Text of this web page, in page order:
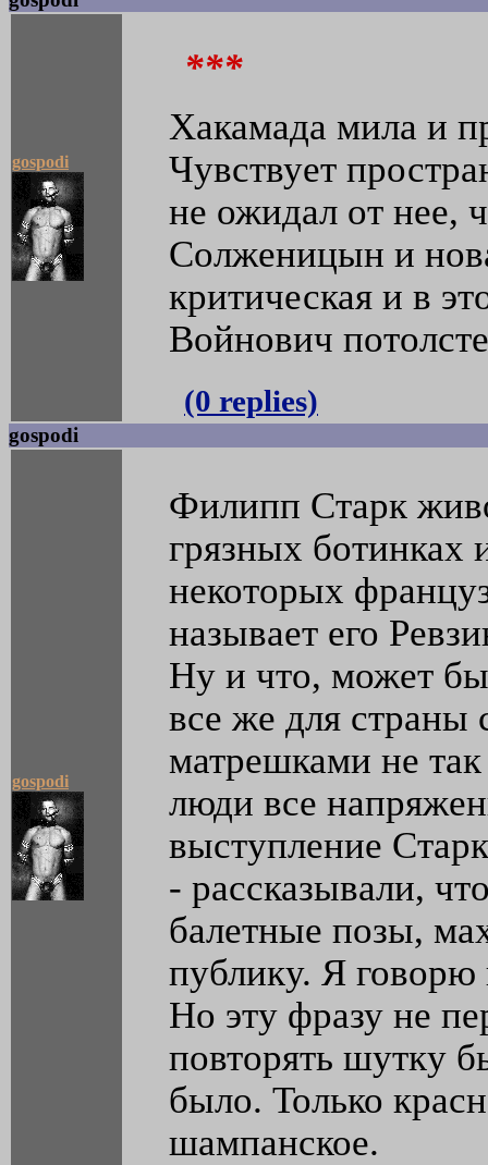
gospodi
***
Хакамада мила и
Чувствует
не ожидал от нее,
Солженицын и
критическая и в
Войнович
(0 replies)
gospodi
gospodi
Филипп Старк
грязных ботинках
некоторых
называет его
Ну и что, может
все же для
матрешками не
люди все
выступление
- рассказывали,
балетные позы,
публику. Я говорю
Но эту фразу не
повторять шутку
было. Только
шампанское.